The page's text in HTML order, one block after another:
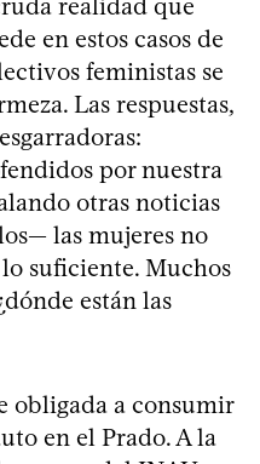
realidad que
en estos casos de
feministas se
Las respuestas,
por nuestra
otras noticias
las mujeres no
suficiente. Muchos
están las
obligada a consumir
en el Prado. A la